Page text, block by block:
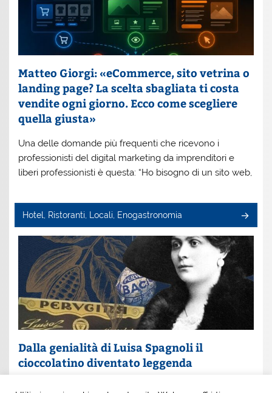
Matteo Giorgi: «eCommerce, sito vetrina o
landing page? La scelta sbagliata ti costa
vendite ogni giorno. Ecco come scegliere
quella giusta»
Una delle domande più frequenti che ricevono i
professionisti del digital marketing da imprenditori e
liberi professionisti è questa: “Ho bisogno di un sito web,
Hotel, Ristoranti, Locali, Enogastronomia
Dalla genialità di Luisa Spagnoli il
cioccolatino diventato leggenda